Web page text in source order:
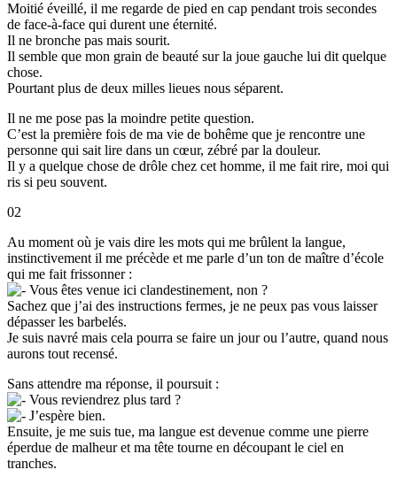
Moitié éveillé, il me regarde de pied en cap pendant trois secondes
de face-à-face qui durent une éternité.
Il ne bronche pas mais sourit.
Il semble que mon grain de beauté sur la joue gauche lui dit quelque
chose.
Pourtant plus de deux milles lieues nous séparent.
Il ne me pose pas la moindre petite question.
C’est la première fois de ma vie de bohême que je rencontre une
personne qui sait lire dans un cœur, zébré par la douleur.
Il y a quelque chose de drôle chez cet homme, il me fait rire, moi qui
ris si peu souvent.
02
Au moment où je vais dire les mots qui me brûlent la langue,
instinctivement il me précède et me parle d’un ton de maître d’école
qui me fait frissonner :
Vous êtes venue ici clandestinement, non ?
Sachez que j’ai des instructions fermes, je ne peux pas vous laisser
dépasser les barbelés.
Je suis navré mais cela pourra se faire un jour ou l’autre, quand nous
aurons tout recensé.
Sans attendre ma réponse, il poursuit :
Vous reviendrez plus tard ?
J’espère bien.
Ensuite, je me suis tue, ma langue est devenue comme une pierre
éperdue de malheur et ma tête tourne en découpant le ciel en
tranches.